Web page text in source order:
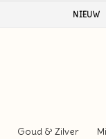
NIEUW
Goud & Zilver